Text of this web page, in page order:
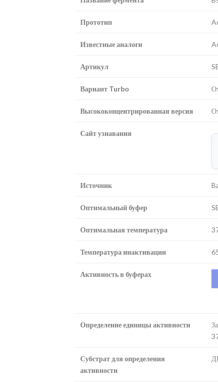
Прототип
Известные аналоги
Артикул
Вариант Turbo
Высококонцентрированная версия
Сайт узнавания
Источник
Оптимальный буфер
Оптимальная температура
Температура инактивации
Активность в буферах
Определение единицы активности
Субстрат для определения
активности